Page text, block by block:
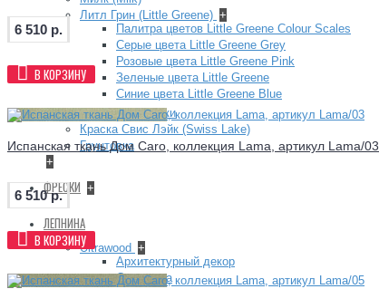
Литл Грин (Little Greene) +
Палитра цветов Little Greene Colour Scales
Серые цвета Little Greene Grey
Розовые цвета Little Greene Pink
Зеленые цвета Little Greene
Синие цвета Little Greene Blue
Фасадные краски
Краска Свис Лэйк (Swiss Lake)
Грунтовка
+
ФРЕСКИ +
ЛЕПНИНА
Ultrawood +
Архитектурный декор
Структура
6 510 р.
В КОРЗИНУ
Испанская ткань Дом Caro, коллекция Lama, артикул Lama/03
6 510 р.
В КОРЗИНУ